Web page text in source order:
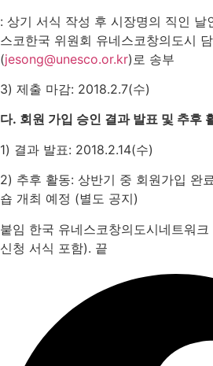
: 상기 서식 작성 후 시장명의 직인 날
스코한국 위원회 유네스코창의도시
(jesong@unesco.or.kr)로 송부
3) 제출 마감: 2018.2.7(수)
다. 회원 가입 승인 결과 발표 및 추후
1) 결과 발표: 2018.2.14(수)
2) 추후 활동: 상반기 중 회원가입 완
숍 개최 예정 (별도 공지)
붙임 한국 유네스코창의도시네트워
신청 서식 포함). 끝